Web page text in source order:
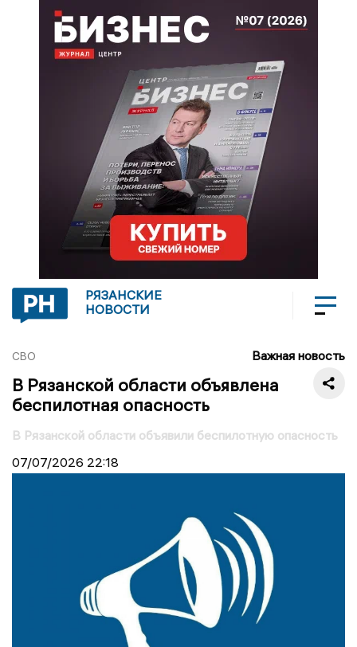
РЯЗАНСКИЕ
НОВОСТИ
СВО Важная новость
В Рязанской области объявлена
беспилотная опасность
В Рязанской области объявили беспилотную опасность
07/07/2026 22:18